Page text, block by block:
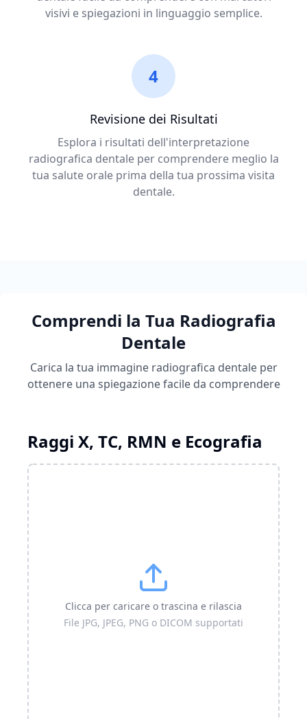
visivi e spiegazioni in linguaggio semplice.
4
Revisione dei Risultati
Esplora i risultati dell'interpretazione
radiografica dentale per comprendere meglio la
tua salute orale prima della tua prossima visita
dentale.
Comprendi la Tua Radiografia
Dentale
Carica la tua immagine radiografica dentale per
ottenere una spiegazione facile da comprendere
Raggi X, TC, RMN e Ecografia
Clicca per caricare o trascina e rilascia
File JPG, JPEG, PNG o DICOM supportati